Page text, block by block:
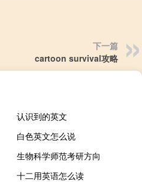
下一篇
cartoon survival攻略
认识到的英文
白色英文怎么说
生物科学师范考研方向
十二用英语怎么读